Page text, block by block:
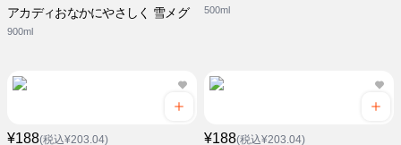
アカディおなかにやさしく 雪メグ
900ml
500ml
¥188(税込¥203.04) ¥188(税込¥203.04)